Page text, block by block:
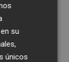
un largo
en esa
día a día
su
únicos